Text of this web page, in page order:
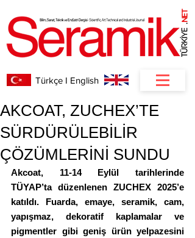
.
NET
Türkçe I English
AKCOAT, ZUCHEX’TE
SÜRDÜRÜLEBİLİR
ÇÖZÜMLERİNİ SUNDU
Akcoat, 11-14 Eylül tarihlerinde
TÜYAP’ta düzenlenen ZUCHEX 2025’e
katıldı. Fuarda, emaye, seramik, cam,
yapışmaz, dekoratif kaplamalar ve
pigmentler gibi geniş ürün yelpazesini